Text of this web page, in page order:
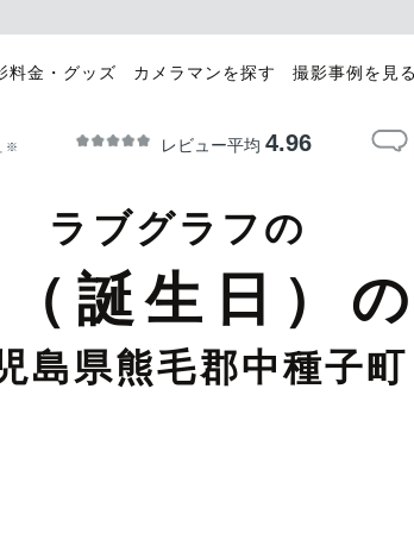
料金・グッズ カメラマンを探す 撮影事例を見る
※ レビュー平均 4.96
ラブグラフの
誕生日）
島県熊毛郡中種子町